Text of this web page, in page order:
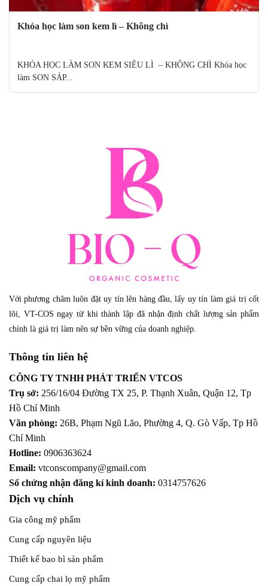
Khóa học làm son kem lì – Không chì
KHÓA HỌC LÀM SON KEM SIÊU LÌ – KHÔNG CHÌ Khóa học
làm SON SÁP...
Với phương châm luôn đặt uy tín lên hàng đầu, lấy uy tín làm giá trị cốt
lõi, VT-COS ngay từ khi thành lập đã nhận định chất lượng sản phẩm
chính là giá trị làm nên sự bền vững của doanh nghiệp.
Thông tin liên hệ
CÔNG TY TNHH PHÁT TRIỂN VTCOS
Trụ sở: 256/16/04 Đường TX 25, P. Thạnh Xuân, Quận 12, Tp
Hồ Chí Minh
Văn phòng: 26B, Phạm Ngũ Lão, Phường 4, Q. Gò Vấp, Tp Hồ
Chí Minh
Hotline: 0906363624
Email: vtconscompany@gmail.com
Số chứng nhận đăng kí kinh doanh: 0314757626
Dịch vụ chính
Gia công mỹ phẩm
Cung cấp nguyên liệu
Thiết kế bao bì sản phẩm
Cung cấp chai lọ mỹ phẩm